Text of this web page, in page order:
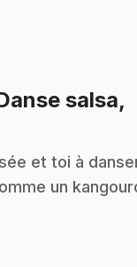
salsa,
et toi à
un